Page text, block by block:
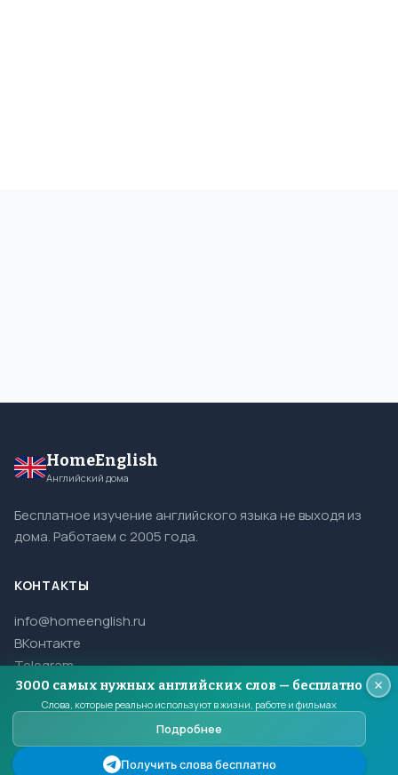
HomeEnglish
Английский дома
Бесплатное изучение английского языка не выходя из
дома. Работаем с 2005 года.
КОНТАКТЫ
info@homeenglish.ru
ВКонтакте
Telegram
© 2005–2026 HomeEnglish. Все права защищены.
Копирование материалов сайта запрещено.
3000 самых нужных английских слов — бесплатно
Слова, которые реально используют в жизни, работе и фильмах
Подробнее
Получить слова бесплатно